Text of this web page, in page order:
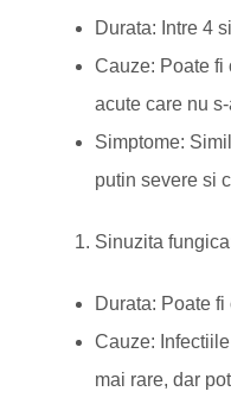
Durata: Intre 4
Cauze: Poate fi
acute care nu
Simptome:
putin severe si
Sinuzita
Durata: Poate
Cauze:
mai rare, dar